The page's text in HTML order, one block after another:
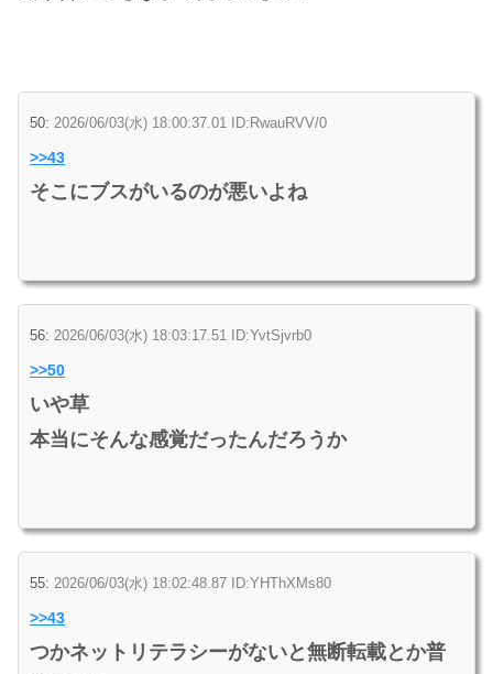
50: 2026/06/03(水) 18:00:37.01 ID:RwauRVV/0
>>43
そこにブスがいるのが悪いよね
56: 2026/06/03(水) 18:03:17.51 ID:YvtSjvrb0
>>50
いや草
本当にそんな感覚だったんだろうか
55: 2026/06/03(水) 18:02:48.87 ID:YHThXMs80
>>43
つかネットリテラシーがないと無断転載とか普